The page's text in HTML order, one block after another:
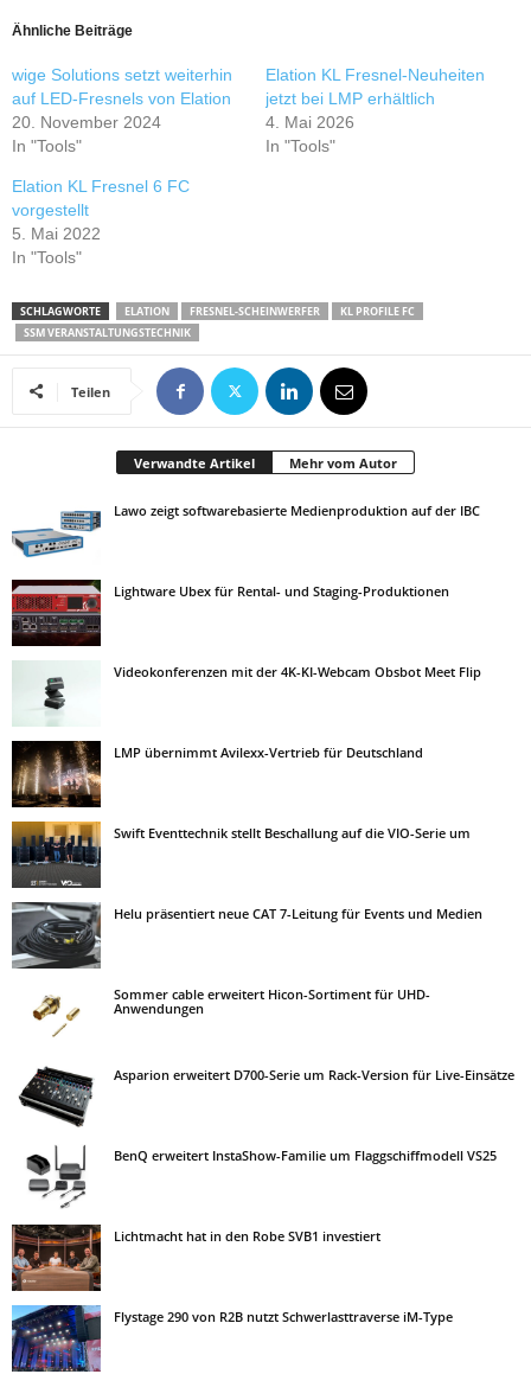
Ähnliche Beiträge
wige Solutions setzt weiterhin
auf LED-Fresnels von Elation
20. November 2024
In "Tools"
Elation KL Fresnel-Neuheiten
jetzt bei LMP erhältlich
4. Mai 2026
In "Tools"
Elation KL Fresnel 6 FC
vorgestellt
5. Mai 2022
In "Tools"
SCHLAGWORTE ELATION FRESNEL-SCHEINWERFER
KL PROFILE FC
SSM VERANSTALTUNGSTECHNIK
Teilen
Verwandte Artikel Mehr vom Autor
Lawo zeigt softwarebasierte Medienproduktion auf der IBC
Lightware Ubex für Rental- und Staging-Produktionen
Videokonferenzen mit der 4K-KI-Webcam Obsbot Meet Flip
LMP übernimmt Avilexx-Vertrieb für Deutschland
Swift Eventtechnik stellt Beschallung auf die VIO-Serie um
Helu präsentiert neue CAT 7-Leitung für Events und Medien
Sommer cable erweitert Hicon-Sortiment für UHD-
Anwendungen
Asparion erweitert D700-Serie um Rack-Version für Live-Einsätze
BenQ erweitert InstaShow-Familie um Flaggschiffmodell VS25
Lichtmacht hat in den Robe SVB1 investiert
Flystage 290 von R2B nutzt Schwerlasttraverse iM-Type